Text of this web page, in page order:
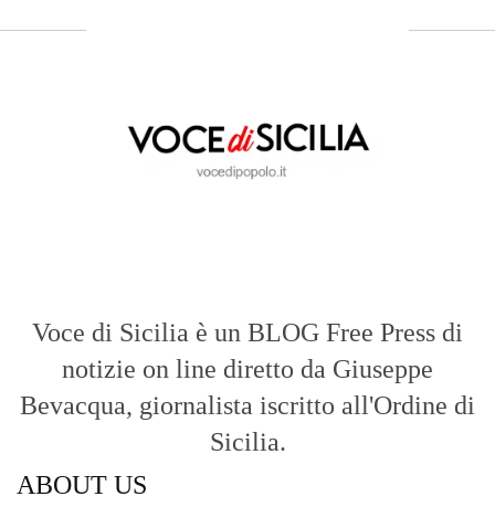
Voce di Sicilia è un BLOG Free Press di
notizie on line diretto da Giuseppe
Bevacqua, giornalista iscritto all'Ordine di
Sicilia.
ABOUT US